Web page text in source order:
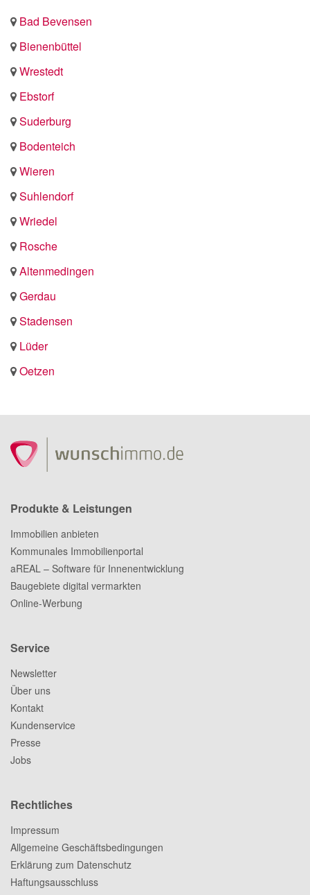
Bad Bevensen
Bienenbüttel
Wrestedt
Ebstorf
Suderburg
Bodenteich
Wieren
Suhlendorf
Wriedel
Rosche
Altenmedingen
Gerdau
Stadensen
Lüder
Oetzen
Produkte & Leistungen
Immobilien anbieten
Kommunales Immobilienportal
aREAL – Software für Innenentwicklung
Baugebiete digital vermarkten
Online-Werbung
Service
Newsletter
Über uns
Kontakt
Kundenservice
Presse
Jobs
Rechtliches
Impressum
Allgemeine Geschäftsbedingungen
Erklärung zum Datenschutz
Haftungsausschluss